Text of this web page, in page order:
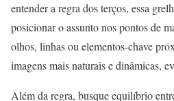
entender a regra dos terços, essa
posicionar o assunto nos pontos de
olhos, linhas ou elementos-chave
imagens mais naturais e dinâmicas,
Além da regra, busque equilíbrio